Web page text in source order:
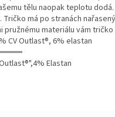
tělu naopak teplotu dodá.
má po stranách
materiálu vám
CV Outlast®, 6% elastan
Elastan